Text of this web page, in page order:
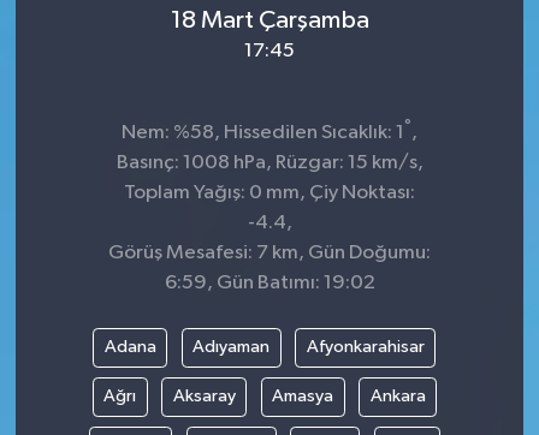
18 Mart Çarşamba
17:45
Nem: %58, Hissedilen Sıcaklık: 1 ° ,
Basınç: 1008 hPa, Rüzgar: 15 km/s,
Toplam Yağış: 0 mm, Çiy Noktası:
-4.4,
Görüş Mesafesi: 7 km, Gün Doğumu:
6:59, Gün Batımı: 19:02
Adana Adıyaman Afyonkarahisar
Ağrı Aksaray Amasya Ankara